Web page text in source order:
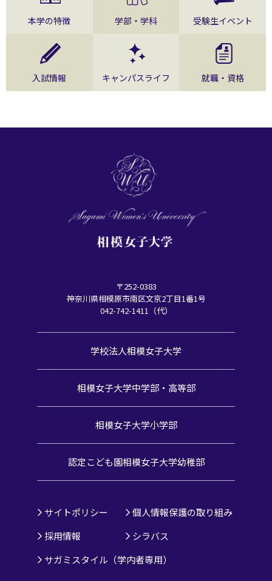
本学の特徴 学部・学科 受験生イベント
入試情報 キャンパスライフ 就職・資格
〒252-0383
神奈川県相模原市南区文京2丁目1番1号
042-742-1411（代）
学校法人相模女子大学
相模女子大学中学部・高等部
相模女子大学小学部
認定こども園相模女子大学幼稚部
サイトポリシー
個人情報保護の取り組み
採用情報
シラバス
サガミスタイル（学内者専用）